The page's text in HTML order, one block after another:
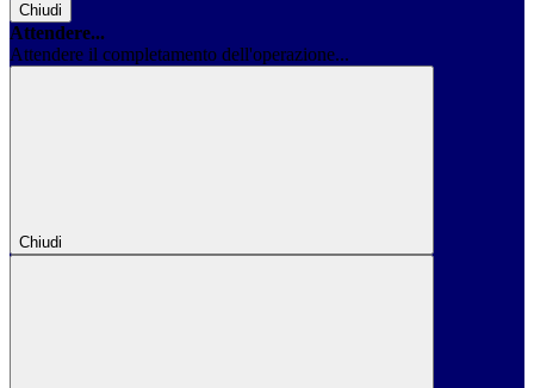
Chiudi
Attendere...
Attendere il completamento dell'operazione...
Chiudi